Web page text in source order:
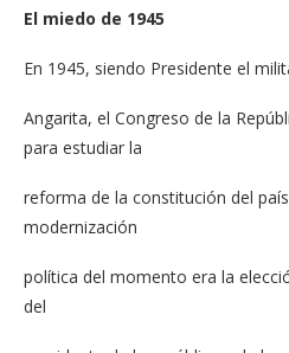
El miedo de 1945
En 1945, siendo Presidente el
Angarita, el Congreso de la
para estudiar la
reforma de la constitución del
modernización
política del momento era la
del